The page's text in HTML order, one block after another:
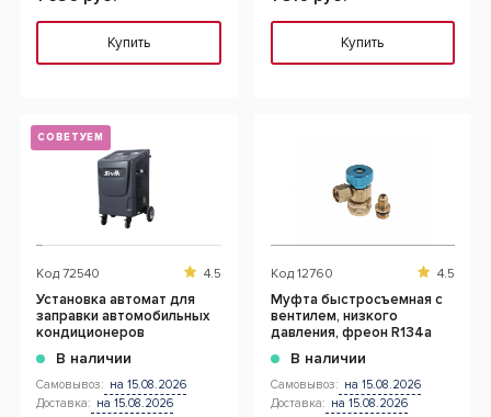
Купить Купить
СОВЕТУЕМ
Код 72540 4.5
Установка автомат для
заправки автомобильных
кондиционеров
В наличии
Самовывоз: на 15.08.2026
Доставка: на 15.08.2026
Код 12760 4.5
Муфта быстросъемная с
вентилем, низкого
давления, фреон R134a
В наличии
Самовывоз: на 15.08.2026
Доставка: на 15.08.2026